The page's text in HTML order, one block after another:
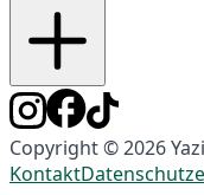
Copyright © 2026
Kontakt